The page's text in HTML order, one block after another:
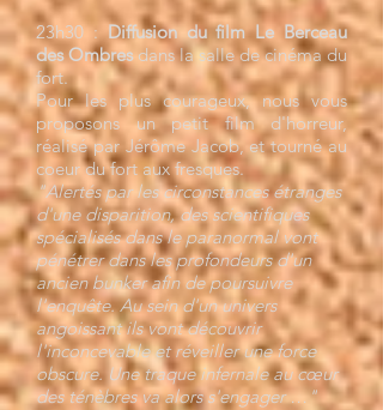
23h30 :Diffusion du film Le Berceau
des Ombres dans la salle de cinéma du
fort.
Pour les plus courageux, nous vous
proposons un petit film d'horreur,
réalisé par Jérôme Jacob, et tourné au
coeur du fort aux fresques.
"Alertés par les circonstances étranges
d'une disparition, des scientifiques
spécialisés dans le paranormal vont
pénétrer dans les profondeurs d'un
ancien bunker afin de poursuivre
l'enquête. Au sein d'un univers
angoissant ils vont découvrir
l'inconcevable et réveiller une force
obscure. Une traque infernale au cœur
des ténèbres va alors s'engager …"